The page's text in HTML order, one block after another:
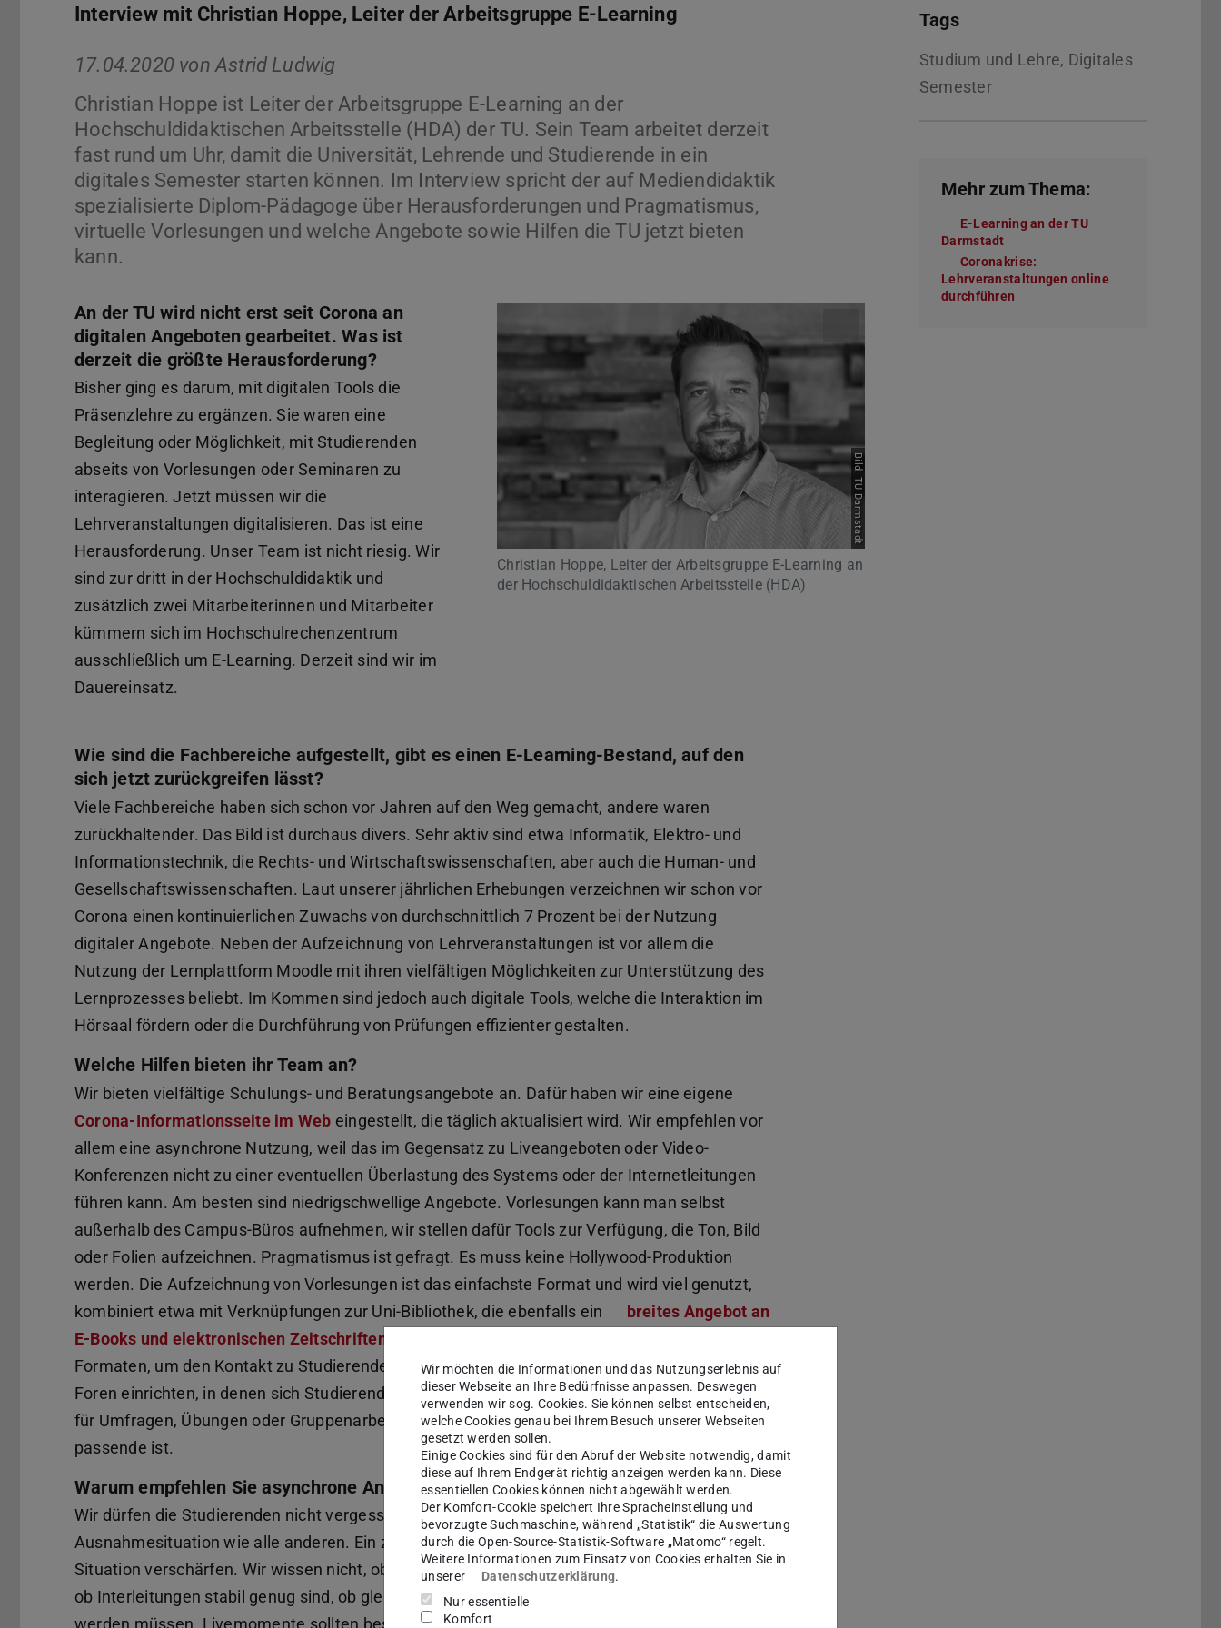
Interview mit Christian Hoppe, Leiter der Arbeitsgruppe E-Learning
17.04.2020 von Astrid Ludwig
Christian Hoppe ist Leiter der Arbeitsgruppe E-Learning an der
Hochschuldidaktischen Arbeitsstelle (HDA) der TU. Sein Team arbeitet derzeit
fast rund um Uhr, damit die Universität, Lehrende und Studierende in ein
digitales Semester starten können. Im Interview spricht der auf Mediendidaktik
spezialisierte Diplom-Pädagoge über Herausforderungen und Pragmatismus,
virtuelle Vorlesungen und welche Angebote sowie Hilfen die TU jetzt bieten
kann.
An der TU wird nicht erst seit Corona an
digitalen Angeboten gearbeitet. Was ist
derzeit die größte Herausforderung?
Bisher ging es darum, mit digitalen Tools die
Präsenzlehre zu ergänzen. Sie waren eine
Begleitung oder Möglichkeit, mit Studierenden
abseits von Vorlesungen oder Seminaren zu
interagieren. Jetzt müssen wir die
Lehrveranstaltungen digitalisieren. Das ist eine
Herausforderung. Unser Team ist nicht riesig. Wir
sind zur dritt in der Hochschuldidaktik und
zusätzlich zwei Mitarbeiterinnen und Mitarbeiter
kümmern sich im Hochschulrechenzentrum
ausschließlich um E-Learning. Derzeit sind wir im
Dauereinsatz.
Bild: TU Darmstadt
Christian Hoppe, Leiter der Arbeitsgruppe E-Learning an
der Hochschuldidaktischen Arbeitsstelle (HDA)
Wie sind die Fachbereiche aufgestellt, gibt es einen E-Learning-Bestand, auf den
sich jetzt zurückgreifen lässt?
Viele Fachbereiche haben sich schon vor Jahren auf den Weg gemacht, andere waren
zurückhaltender. Das Bild ist durchaus divers. Sehr aktiv sind etwa Informatik, Elektro- und
Informationstechnik, die Rechts- und Wirtschaftswissenschaften, aber auch die Human- und
Gesellschaftswissenschaften. Laut unserer jährlichen Erhebungen verzeichnen wir schon vor
Corona einen kontinuierlichen Zuwachs von durchschnittlich 7 Prozent bei der Nutzung
digitaler Angebote. Neben der Aufzeichnung von Lehrveranstaltungen ist vor allem die
Nutzung der Lernplattform Moodle mit ihren vielfältigen Möglichkeiten zur Unterstützung des
Lernprozesses beliebt. Im Kommen sind jedoch auch digitale Tools, welche die Interaktion im
Hörsaal fördern oder die Durchführung von Prüfungen effizienter gestalten.
Welche Hilfen bieten ihr Team an?
Wir bieten vielfältige Schulungs- und Beratungsangebote an. Dafür haben wir eine eigene
Corona-Informationsseite im Web eingestellt, die täglich aktualisiert wird. Wir empfehlen vor
allem eine asynchrone Nutzung, weil das im Gegensatz zu Liveangeboten oder Video-
Konferenzen nicht zu einer eventuellen Überlastung des Systems oder der Internetleitungen
führen kann. Am besten sind niedrigschwellige Angebote. Vorlesungen kann man selbst
außerhalb des Campus-Büros aufnehmen, wir stellen dafür Tools zur Verfügung, die Ton, Bild
oder Folien aufzeichnen. Pragmatismus ist gefragt. Es muss keine Hollywood-Produktion
werden. Die Aufzeichnung von Vorlesungen ist das einfachste Format und wird viel genutzt,
kombiniert etwa mit Verknüpfungen zur Uni-Bibliothek, die ebenfalls ein
breites Angebot an
E-Books und elektronischen Zeitschriften
Formaten, um den Kontakt zu Studierenden zu halten. Auf den Lernplattformen kann man
Foren einrichten, in denen sich Studierende und Lehrende austauschen können. Es gibt Tools
für Umfragen, Übungen oder Gruppenarbeit, auch da beraten wir, welches Konzept das
passende ist.
Warum empfehlen Sie asynchrone Angebote?
Wir dürfen die Studierenden nicht vergessen. Sie befinden sich in der gleichen
Ausnahmesituation wie alle anderen. Ein zu großer Anteil an Live-Angeboten könnte ihre
Situation verschärfen. Wir wissen nicht, ob in WGs alle ein solches Angebot abrufen können,
ob Interleitungen stabil genug sind, ob gleichzeitig noch Kinder oder Pflegebedürftige betreut
Tags
Studium und Lehre, Digitales
Semester
Mehr zum Thema:
E-Learning an der TU
Darmstadt
Coronakrise:
Lehrveranstaltungen online
durchführen
Wir möchten die Informationen und das Nutzungserlebnis auf
dieser Webseite an Ihre Bedürfnisse anpassen. Deswegen
verwenden wir sog. Cookies. Sie können selbst entscheiden,
welche Cookies genau bei Ihrem Besuch unserer Webseiten
gesetzt werden sollen.
Einige Cookies sind für den Abruf der Website notwendig, damit
diese auf Ihrem Endgerät richtig anzeigen werden kann. Diese
essentiellen Cookies können nicht abgewählt werden.
Der Komfort-Cookie speichert Ihre Spracheinstellung und
bevorzugte Suchmaschine, während „Statistik“ die Auswertung
durch die Open-Source-Statistik-Software „Matomo“ regelt.
Weitere Informationen zum Einsatz von Cookies erhalten Sie in
unserer
Datenschutzerklärung.
Nur essentielle
Komfort